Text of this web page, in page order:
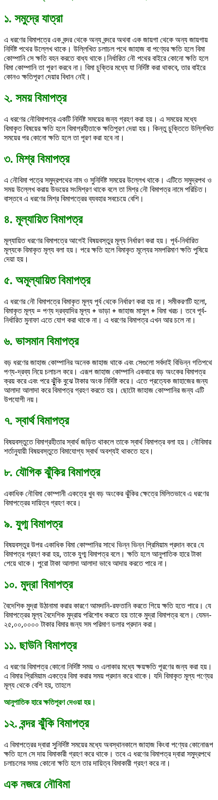
১. সমুদ্রে যাত্রা
এ ধরণের বিমাপত্রে এক বন্দর থেকে অন্য বন্দরে অথবা এক জায়গা থেকে অন্য জায়গায়
নির্দিষ্ট পথের উল্লেখ থাকে। উল্লিখিত চলাচল পথে জাহাজ বা পণ্যের ক্ষতি হলে বিমা
কোম্পানি সে ক্ষতি বহন করতে বাধ্য থাকে।নির্ধারিত নৌ পথের বাইরে কোনো ক্ষতি হলে
বিমা কোম্পানি তা পূরণ করবে না। বিমা চুক্তির মধ্যে যা নির্দিষ্ট করা থাকবে, তার বাইরে
কোনও ক্ষতিপূরণ দেয়ার বিধান নেই।
২. সময় বিমাপত্র
এ ধরণের নৌবিমাপত্র একটি নির্দিষ্ট সময়ের জন্য গ্রহণ করা হয়। এ সময়ের মধ্যে
বিমাকৃত বিষয়ের ক্ষতি হলে বিমাগ্রহীতাকে ক্ষতিপূরণ দেয়া হয়। কিন্তু চুক্তিতে উল্লিখিত
সময়ের পর কোনো ক্ষতি হলে তা পূরণ করা হবে না।
৩. মিশ্র বিমাপত্র
এ নৌবিমা পত্রে সমুদ্রপথের নাম ও সুনির্দিষ্ট সময়ের উল্লেখ থাকে। এটিতে সমুদ্রপথ ও
সময় উল্লেখ করায় উভয়ের সংমিশ্রণ থাকে বলে তা মিশ্র নৌ বিমাপত্র নামে পরিচিত।
বাস্তবে এ ধরণের মিশ্র বিমাপত্রের ব্যবহার সবচেয়ে বেশি।
৪. মূল্যায়িত বিমাপত্র
মূল্যায়িত ধরণের বিমাপত্রে আগেই বিষয়বস্তুর মূল্য নির্ধারণ করা হয়। পূর্ব-নির্ধারিত
মূল্যকে বিমাকৃত মূল্য বলা হয়। পরে ক্ষতি হলে বিমাকৃত মূল্যের সমপরিমাণ ক্ষতি পুষিয়ে
দেয়া হয়।
৫. অমূল্যায়িত বিমাপত্র
এ ধরণের নৌ বিমাপত্রে বিমাকৃত মূল্য পূর্ব থেকে নির্ধারণ করা হয় না। সমীকরণটি হলো,
বিমাকৃত মূল্য = পণ্য দ্রব্যাদির মূল্য + ভাড়া + জাহাজ মাসুল + বিমা খরচ। তবে পূর্ব-
নির্ধারিত মুনাফা এতে যোগ করা থাকে না। এ ধরণের বিমাপত্র এখন আর চলে না।
৬. ভাসমান বিমাপত্র
বড় ধরণের জাহাজ কোম্পানির অনেক জাহাজ থাকে এবং সেগুলো সর্বদাই বিভিন্ন গতিপথে
পণ্য-দ্রব্য নিয়ে চলাচল করে। এরূপ জাহাজ কোম্পানি একবারে বড় অংকের বিমাপত্র
ক্রয় করে এবং পরে ঝুুঁকি বুঝে টাকার অংক নির্দিষ্ট করে। এতে প্রত্যেক জাহাজের জন্য
আলাদা আলাদা করে বিমাপত্র গ্রহণ করতে হয়। ছোটো জাহাজ কোম্পানির জন্য এটি
উপযোগী নয়।
৭. স্বার্থ বিমাপত্র
বিষয়বস্তুতে বিমাগ্রহীতার স্বার্থ জড়িত থাকলে তাকে স্বার্থ বিমাপত্র বলা হয়। নৌবিমার
শর্তানুযায়ী বিষয়বস্তুতে বিমাযোগ্য স্বার্থ অবশ্যই থাকতে হবে।
৮. যৌগিক ঝুঁকির বিমাপত্র
একাধিক নৌবিমা কোম্পানী একত্রে খুব বড় অংকের ঝুঁকির ক্ষেত্রে মিলিতভাবে এ ধরণের
বিমাপত্রের দায়িত্ব গ্রহণ করে।
৯. যুগ্ম বিমাপত্র
বিষয়বস্তুর উপর একাধিক বিমা কোম্পানির সাথে ভিন্ন ভিন্ন প্রিমিয়াম প্রদান করে যে
বিমাপত্র গ্রহণ করা হয়, তাকে যুগ্ম বিমাপত্র বলে। ক্ষতি হলে আনুপাতিক হারে টাকা
পেয়ে থাকে। পুরো টাকা আলাদা আলাদা ভাবে আদায় করতে পারে না।
১০. মুদ্রা বিমাপত্র
বৈদেশিক মুদ্রা উঠানামা করার কারণে আমদানি-রফতানি করতে গিয়ে ক্ষতি হতে পারে। যে
বিমাপত্রের মূল্য বৈদেশিক মুদ্রায় পরিশোধ করতে হয় তাকে মুদ্রা বিমাপত্র বলে। যেমন-
২৫,০০,০০০০ টাকার বিমার জন্য সম পরিমাণ ডলার প্রদান করা।
১১. ছাউনি বিমাপত্র
এ ধরণের বিমাপত্র কোনো নির্দিষ্ট সময় ও এলাকার মধ্যে ক্ষয়ক্ষতি পূরণের জন্য করা হয়।
এ বিমার প্রিমিয়াম একত্রে বিমা করার সময় প্রদান করে থাকে। যদি বিমাকৃত মূল্য পণ্যের
মূল্য থেকে বেশি হয়, তাহলে
আনুপাতিক হারে ক্ষতিপূরণ দেওয়া হয়।
১২. বন্দর ঝুঁকি বিমাপত্র
এ বিমাপত্রের দ্বারা সুনির্দিষ্ট সময়ের মধ্যে অবস্থানকালে জাহাজ কিংবা পণ্যের কোনোরূপ
ক্ষতি হলে সে দায় বিমাকারী গ্রহণ করে থাকে। তবে এ ধরণের বিমাপত্র দ্বারা সমুদ্রপথে
চলাচলের সময় কোনো ক্ষতি হলে তার দায়িত্ব বিমাকারী গ্রহণ করে না।
এক নজরে নৌবিমা